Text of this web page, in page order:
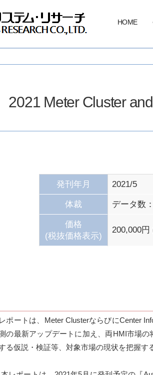
HOME
2021 Meter Cluster
発刊年月 2021/5
体裁 データ数
価格
(税抜価格表示)
200,000
ポートは、Meter ClusterならびにCenter
の最新アップデートに加え、両HMI市場
る仮説・検証等、対象市場の現状を把握す